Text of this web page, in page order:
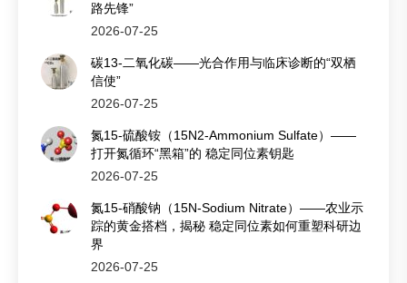
路先锋”
2026-07-25
碳13-二氧化碳——光合作用与临床诊断的“双栖
信使”
2026-07-25
氮15-硫酸铵（15N2-Ammonium Sulfate）——
打开氮循环“黑箱”的 稳定同位素钥匙
2026-07-25
氮15-硝酸钠（15N-Sodium Nitrate）——农业示
踪的黄金搭档，揭秘 稳定同位素如何重塑科研边
界
2026-07-25